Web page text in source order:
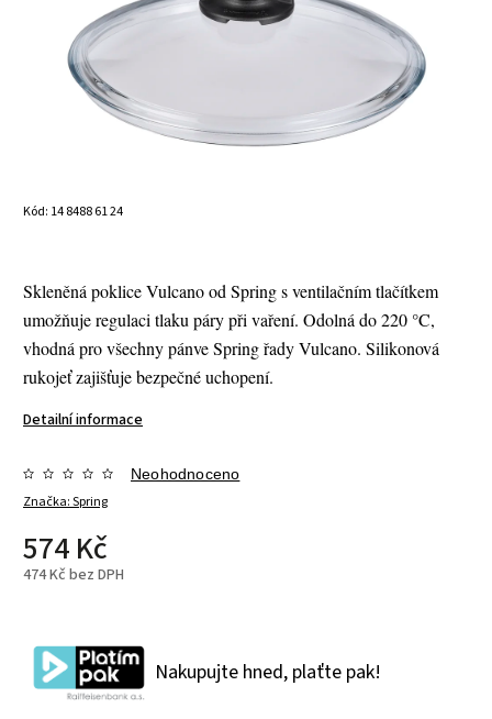
Kód: 14 8488 61 24
Skleněná poklice Vulcano od Spring s ventilačním tlačítkem
umožňuje regulaci tlaku páry při vaření. Odolná do 220 °C,
vhodná pro všechny pánve Spring řady Vulcano. Silikonová
rukojeť zajišťuje bezpečné uchopení.
Detailní informace
Značka:Spring
Neohodnoceno
574 Kč
474 Kč bez DPH
Nakupujte hned, plaťte pak!